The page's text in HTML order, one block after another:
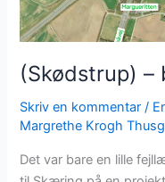
(Skødstrup) –
Skriv en kommentar /
Margrethe Krogh
Det var bare en lille